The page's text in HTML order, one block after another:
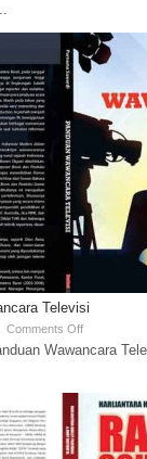
Televisi
Comments Off
Wawancara